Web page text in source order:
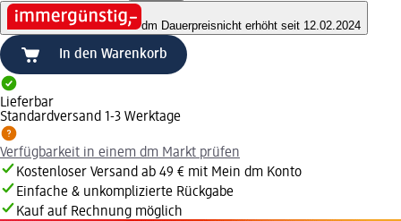
dm Dauerpreisnicht erhöht seit 12.02.2024
In den Warenkorb
Lieferbar
Standardversand 1-3 Werktage
Verfügbarkeit in einem dm Markt prüfen
Kostenloser Versand ab 49 € mit Mein dm Konto
Einfache & unkomplizierte Rückgabe
Kauf auf Rechnung möglich